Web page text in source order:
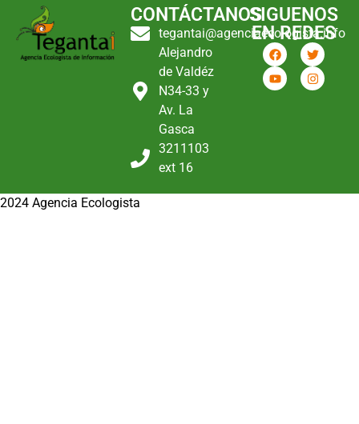
CONTÁCTANOS
tegantai@agenciaecologista.info
Alejandro
de Valdéz
N34-33 y
Av. La
Gasca
3211103
ext 16
SIGUENOS
EN REDES
2024 Agencia Ecologista